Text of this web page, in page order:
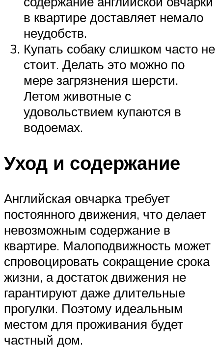
в квартире доставляет немало
неудобств.
Купать собаку слишком часто не
стоит. Делать это можно по
мере загрязнения шерсти.
Летом животные с
удовольствием купаются в
водоемах.
Уход и содержание
Английская овчарка требует
постоянного движения, что делает
невозможным содержание в
квартире. Малоподвижность может
спровоцировать сокращение срока
жизни, а достаток движения не
гарантируют даже длительные
прогулки. Поэтому идеальным
местом для проживания будет
частный дом.